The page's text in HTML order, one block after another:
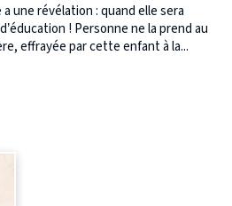
une révélation : quand elle sera
! Personne ne la prend au
effrayée par cette enfant à la...